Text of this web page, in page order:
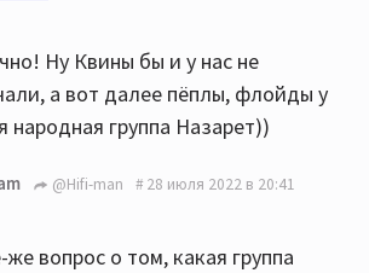
Ну Квины бы и у нас не
а вот далее пёплы, флойды у
народная группа Назарет))
@Hifi-man 28 июля 2022 в 20:41
же вопрос о том, какая группа